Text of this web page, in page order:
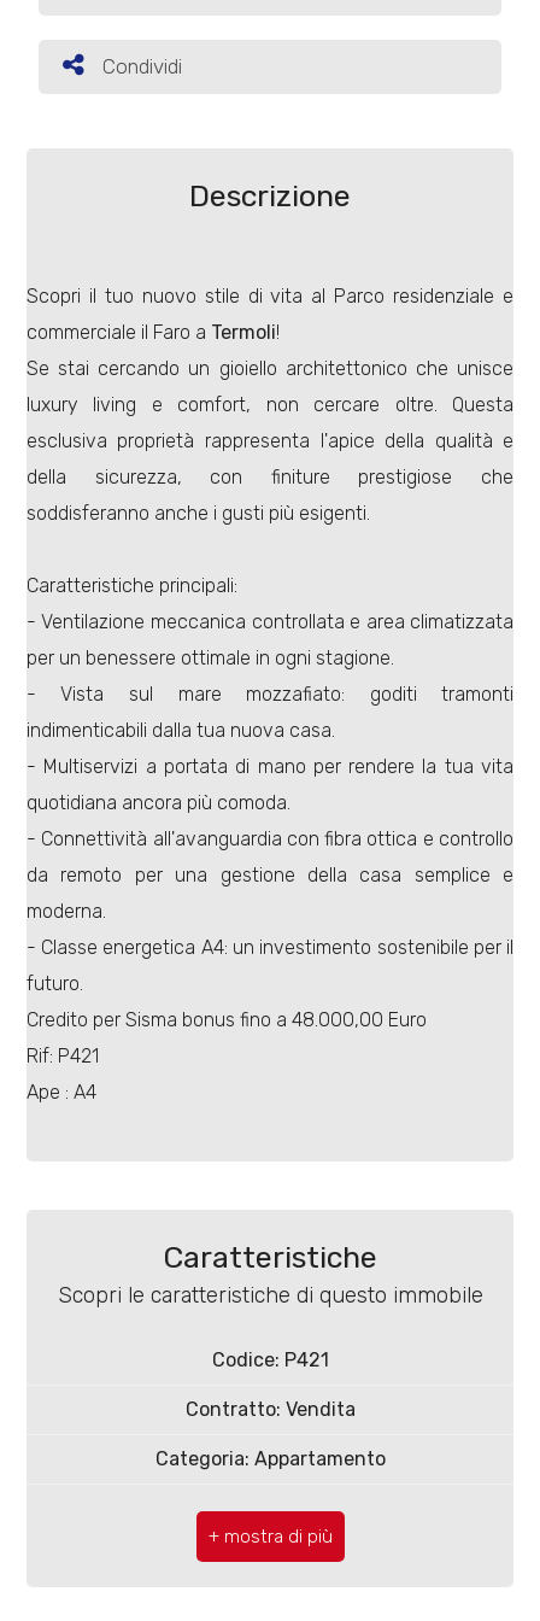
Condividi
Condividi
Descrizione
Scopri il tuo nuovo stile di vita al Parco residenziale e
commerciale il Faro a Termoli!
Se stai cercando un gioiello architettonico che unisce
luxury living e comfort, non cercare oltre. Questa
esclusiva proprietà rappresenta l'apice della qualità e
della sicurezza, con finiture prestigiose che
soddisferanno anche i gusti più esigenti.
Caratteristiche principali:
- Ventilazione meccanica controllata e area climatizzata
per un benessere ottimale in ogni stagione.
- Vista sul mare mozzafiato: goditi tramonti
indimenticabili dalla tua nuova casa.
- Multiservizi a portata di mano per rendere la tua vita
quotidiana ancora più comoda.
- Connettività all'avanguardia con fibra ottica e controllo
da remoto per una gestione della casa semplice e
moderna.
- Classe energetica A4: un investimento sostenibile per il
futuro.
Credito per Sisma bonus fino a 48.000,00 Euro
Rif: P421
Ape : A4
Caratteristiche
Scopri le caratteristiche di questo immobile
Codice: P421
Contratto: Vendita
Categoria: Appartamento
CAP: 86039
Comune: Termoli
Commerciali
Totale
mq
Locali
minimi
Qualsiasi
2
3
4